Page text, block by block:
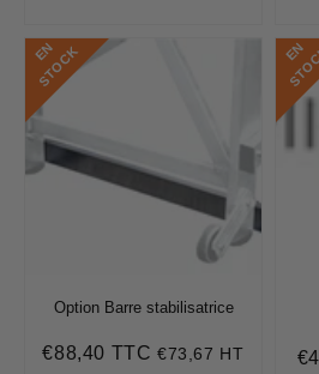
E
N
S
T
O
C
K
Option Barre stabilisatrice
Prix
€88,40 TTC€88,40
€73,67 HT
E
N
S
T
O
C